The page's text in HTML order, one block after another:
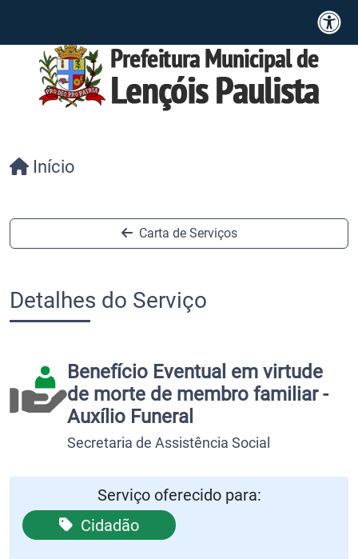
Início
Carta de Serviços
Detalhes do Serviço
Benefício Eventual em virtude
de morte de membro familiar -
Auxílio Funeral
Secretaria de Assistência Social
Serviço oferecido para:
Cidadão